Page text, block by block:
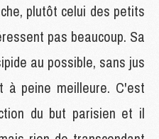
plutôt celui des petits
pas beaucoup. Sa
au possible, sans jus
peine meilleure. C'est
du but parisien et il